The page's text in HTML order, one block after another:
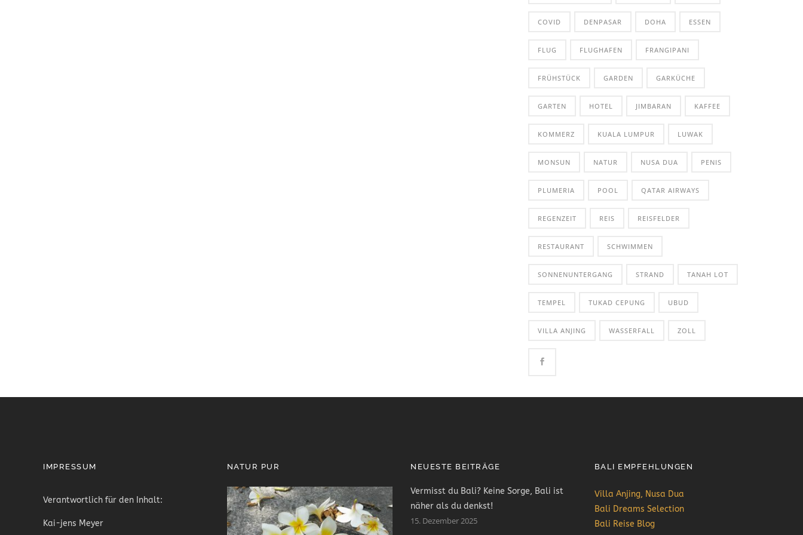
COVID DENPASAR DOHA ESSEN
FLUG FLUGHAFEN FRANGIPANI
FRÜHSTÜCK GARDEN GARKÜCHE
GARTEN HOTEL JIMBARAN KAFFEE
KOMMERZ KUALA LUMPUR LUWAK
MONSUN NATUR NUSA DUA PENIS
PLUMERIA POOL QATAR AIRWAYS
REGENZEIT REIS REISFELDER
RESTAURANT SCHWIMMEN
SONNENUNTERGANG STRAND TANAH LOT
TEMPEL TUKAD CEPUNG UBUD
VILLA ANJING WASSERFALL ZOLL
IMPRESSUM
Verantwortlich für den Inhalt:
Kai-jens Meyer
NATUR PUR NEUESTE BEITRÄGE
Vermisst du Bali? Keine Sorge, Bali ist
näher als du denkst!
15. Dezember 2025
BALI EMPFEHLUNGEN
Villa Anjing, Nusa Dua
Bali Dreams Selection
Bali Reise Blog